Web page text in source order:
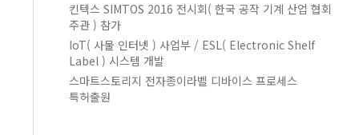
킨텍스 SIMTOS 2016 전시회( 한국 공작 기계 산업 협회
주관 ) 참가
IoT( 사물 인터넷 ) 사업부 / ESL( Electronic Shelf
Label ) 시스템 개발
스마트스토리지 전자종이라벨 디바이스 프로세스
특허출원